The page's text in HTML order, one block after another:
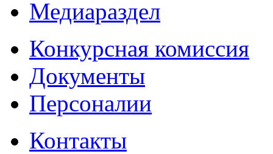
Медиараздел
Конкурсная комиссия
Документы
Персоналии
Контакты